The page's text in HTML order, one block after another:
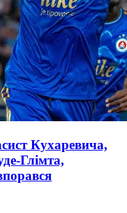
Кухаревича,
Глімта,